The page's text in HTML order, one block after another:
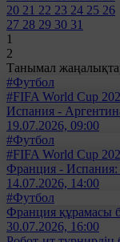
20 21 22 23 24 25 26
27 28 29 30 31
1
2
Танымал
#Футбол
#FIFA World Cup
Испания -
19.07.2026, 09:00
#Футбол
#FIFA World Cup
Франция - Испания:
14.07.2026, 14:00
#Футбол
Франция құрамасы
30.07.2026, 16:00